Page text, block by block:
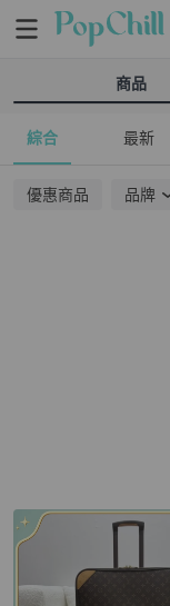
商品
綜合 最新
優惠商品 品牌